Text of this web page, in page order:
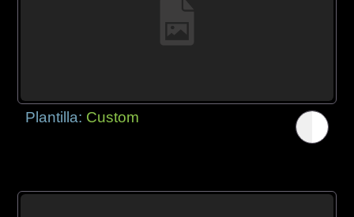
Plantilla: Custom